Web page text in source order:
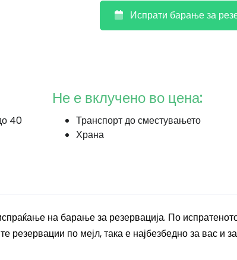
Испрати барање за
40
Не е вклучено во цена:
Транспорт до сместувањето
Храна
на барање за резервација. По
резервации по мејл, така е најбезбедно за вас и за